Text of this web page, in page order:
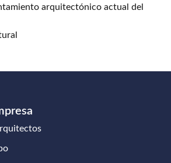
arquitectónico actual del